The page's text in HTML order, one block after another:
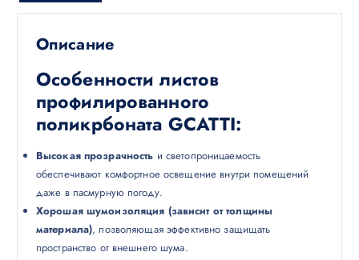
Описание
Особенности листов
профилированного
поликрбоната GCATTI:
Высокая прозрачность и светопроницаемость
обеспечивают комфортное освещение внутри помещений
даже в пасмурную погоду.
Хорошая шумоизоляция (зависит от толщины
материала), позволяющая эффективно защищать
пространство от внешнего шума.